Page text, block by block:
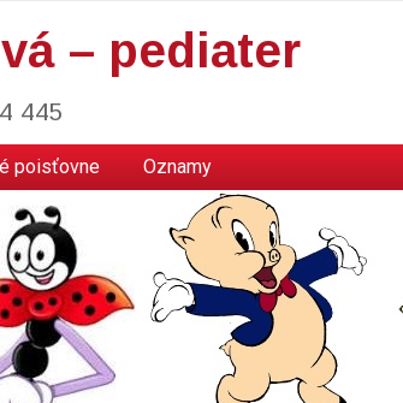
– pediater
445
poisťovne Oznamy